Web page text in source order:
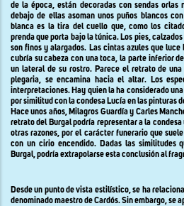
de la época, están decoradas con sendas orlas
debajo de ellas asoman unos puños blancos
blanca es la tira del cuello que, como los
prenda que porta bajo la túnica. Los pies,
son finos y alargados. Las cintas azules que
cubría su cabeza con una toca, la parte inferior
un lateral de su rostro. Parece el retrato de
plegaria, se encamina hacia el altar. Los
interpretaciones. Hay quien la ha considerado
por similitud con la condesa Lucía en las pinturas
Hace unos años, Milagros Guardía y Carles
retrato del Burgal podría representar a la
otras razones, por el carácter funerario que
con un cirio encendido. Dadas las similitudes
Burgal, podría extrapolarse esta conclusión al
Desde un punto de vista estilístico, se ha
denominado maestro de Cardós. Sin embargo, se